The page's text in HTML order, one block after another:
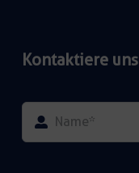
Kontaktiere uns